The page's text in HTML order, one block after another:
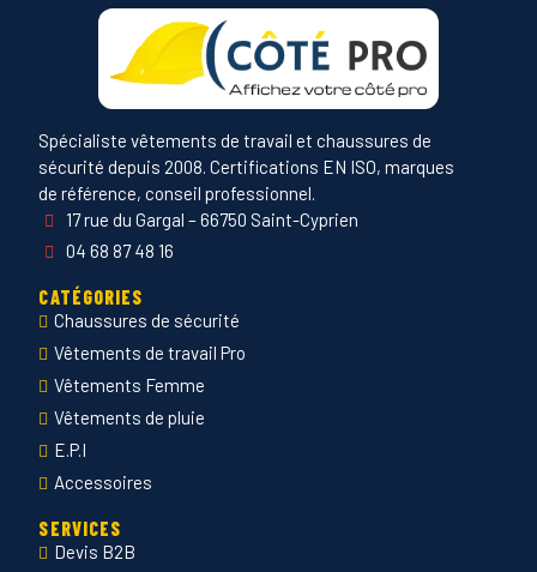
Spécialiste vêtements de travail et chaussures de
sécurité depuis 2008. Certifications EN ISO, marques
de référence, conseil professionnel.
17 rue du Gargal – 66750 Saint-Cyprien
04 68 87 48 16
CATÉGORIES
Chaussures de sécurité
Vêtements de travail Pro
Vêtements Femme
Vêtements de pluie
E.P.I
Accessoires
SERVICES
Devis B2B